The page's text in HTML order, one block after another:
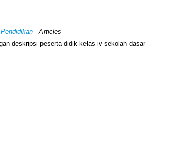
- Articles
deskripsi peserta didik kelas iv sekolah dasar